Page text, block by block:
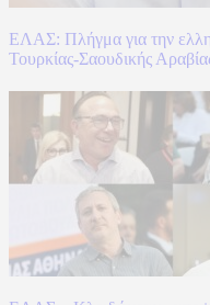
ΕΛΑΣ: Πλήγμα για την
Τουρκίας-Σαουδικής